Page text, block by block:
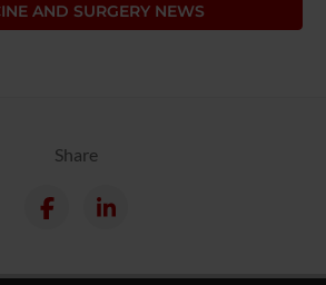
AND SURGERY NEWS
Share